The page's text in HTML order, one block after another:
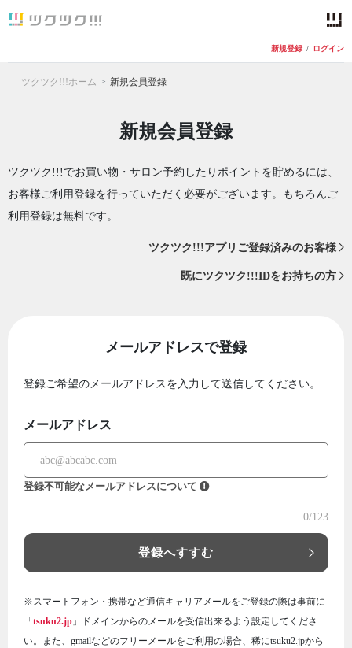
新規登録 / ログイン
ツクツク!!!ホーム 新規会員登録
新規会員登録
ツクツク!!!でお買い物・サロン予約したりポイントを貯めるには、
お客様ご利用登録を行っていただく必要がございます。もちろんご
利用登録は無料です。
ツクツク!!!アプリご登録済みのお客様
既にツクツク!!!IDをお持ちの方
メールアドレスで登録
登録ご希望のメールアドレスを入力して送信してください。
メールアドレス
登録不可能なメールアドレスについて
0/123
登録へすすむ
※スマートフォン・携帯など通信キャリアメールをご登録の際は事前に
「 tsuku2.jp 」ドメインからのメールを受信出来るよう設定してくださ
い。また、gmailなどのフリーメールをご利用の場合、稀にtsuku2.jpから